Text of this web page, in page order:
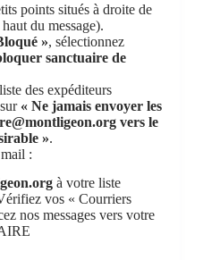
points situés à droite de
du message).
», sélectionnez
sanctuaire de
des expéditeurs
« Ne jamais envoyer les
vers le
».
:
à votre liste
vos « Courriers
nos messages vers votre